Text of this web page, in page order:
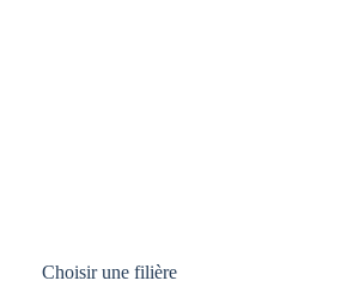
Choisir une filière